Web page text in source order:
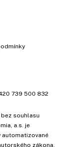
739 500 832
souhlasu
a.s. je
automatizované
zákona.